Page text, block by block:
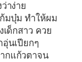
าง่าย
มบุ๋ม ทำให้ผม
ด็กสาว ควย
นเปียกๆ
กแก้วตาจน